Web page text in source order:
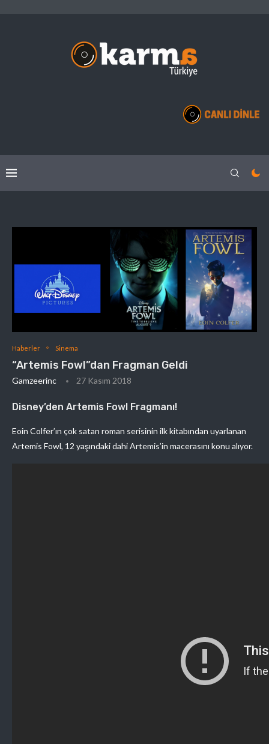
Haberler Sinema
“Artemis Fowl”dan Fragman Geldi
Gamzeerinc 27 Kasım 2018
Disney’den Artemis Fowl Fragmanı!
Eoin Colfer’ın çok satan roman serisinin ilk kitabından uyarlanan
Artemis Fowl, 12 yaşındaki dahi Artemis’in macerasını konu alıyor.